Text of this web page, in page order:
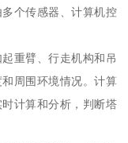
个传感器、计算机控
重臂、行走机构和吊
周围环境情况。计算
计算和分析，判断塔